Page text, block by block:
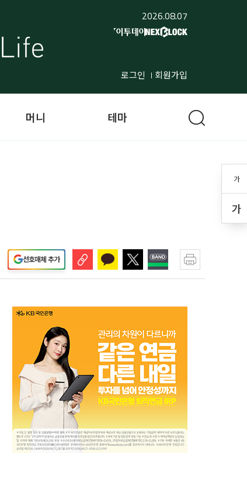
2026.08.07
로그인 회원가입
가
가
머니 테마
선호매체 추가